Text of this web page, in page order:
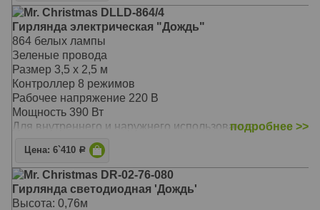
Mr. Christmas DLLD-864/4
Гирлянда электрическая "Дождь"
864 белых лампы
Зеленые провода
Размер 3,5 х 2,5 м
Контроллер 8 режимов
Рабочее напряжение 220 В
Мощность 390 Вт
Для внутреннего и наружнего использованияподробнее >>
Цена: 6`410 Р
Mr. Christmas DR-02-76-080
Гирлянда светодиодная 'Дождь'
Высота: 0,76м